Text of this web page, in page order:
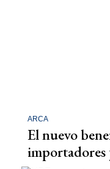
ARCA
El nuevo
importadores